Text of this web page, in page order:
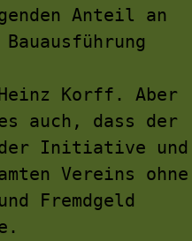
Anteil an
Korff. Aber
auch, dass der
der Initiative und
Vereins ohne
Fremdgeld